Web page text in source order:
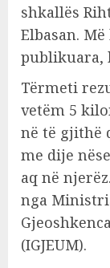
shkallës
Elbasan.
publikuara,
Tërmeti
vetëm 5
në të gjithë
me dije
aq në
nga
(IGJEUM).